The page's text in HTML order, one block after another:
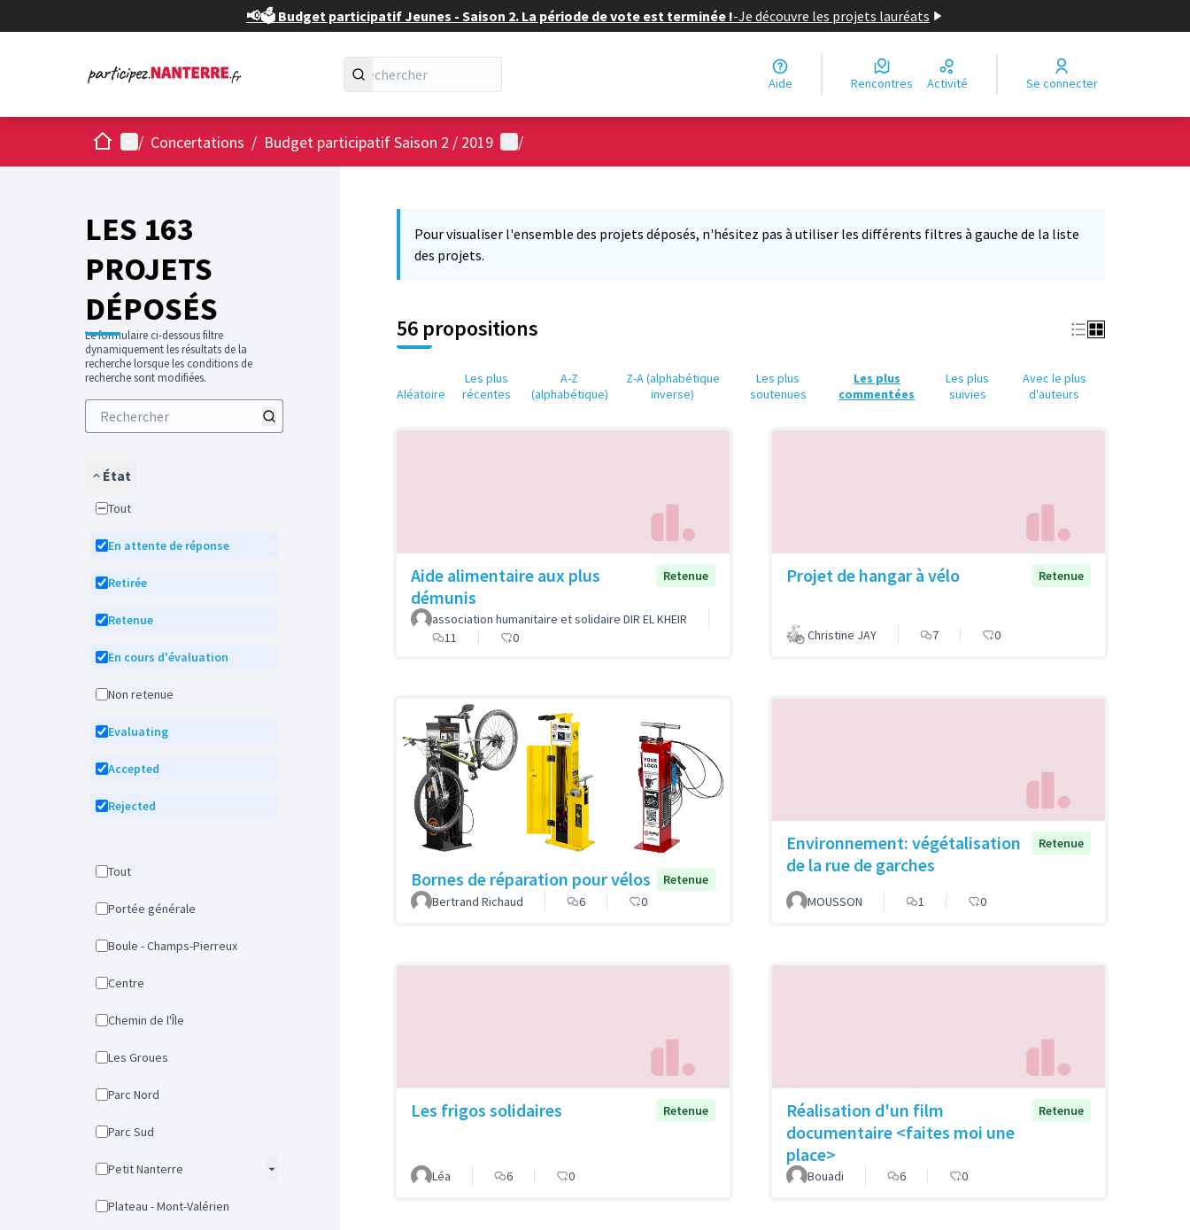
📢🗳️ Budget participatif Jeunes - Saison 2. La période de vote est terminée !-Je découvre les projets lauréats
Aide Rencontres Activité Se connecter
AccueilMenu principal
/ Concertations / Budget participatif Saison 2 / 2019 Menu utilisateur
/
LES 163
PROJETS
DÉPOSÉS
Le formulaire ci-dessous filtre
dynamiquement les résultats de la
recherche lorsque les conditions de
recherche sont modifiées.
État
Tout
En attente de réponse
Retirée
Retenue
En cours d'évaluation
Non retenue
Evaluating
Accepted
Rejected
Tout
Portée générale
Boule - Champs-Pierreux
Centre
Chemin de l'Île
Les Groues
Parc Nord
Parc Sud
Petit Nanterre
Plateau - Mont-Valérien
12
Pour visualiser l'ensemble des projets déposés, n'hésitez pas à utiliser les différents filtres à gauche de la liste
des projets.
56 propositions
Aléatoire
Les plus
récentes
A-Z
(alphabétique)
Z-A (alphabétique
inverse)
Les plus
soutenues
Les plus
commentées
Les plus
suivies
Avec le plus
d'auteurs
Aide alimentaire aux plus
démunis
Retenue
association humanitaire et solidaire DIR EL KHEIR
11
0
Projet de hangar à vélo Retenue
Christine JAY 7 0
Bornes de réparation pour vélos
Retenue
Bertrand Richaud
6 0
Environnement: végétalisation
de la rue de garches
Retenue
MOUSSON 1 0
Les frigos solidaires Retenue
Léa 6 0
Réalisation d'un film
documentaire <faites moi une
place>
Retenue
Bouadi 6 0